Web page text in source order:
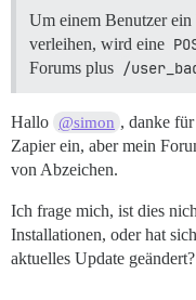
Um einem Benutzer
verleihen, wird eine
Forums plus /
Hallo @simon , danke
Zapier ein, aber mein
von Abzeichen.
Ich frage mich, ist dies
Installationen, oder hat
aktuelles Update geändert?